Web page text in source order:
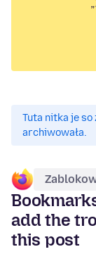
Tuta nitka je so
archiwowała.
add the
this post